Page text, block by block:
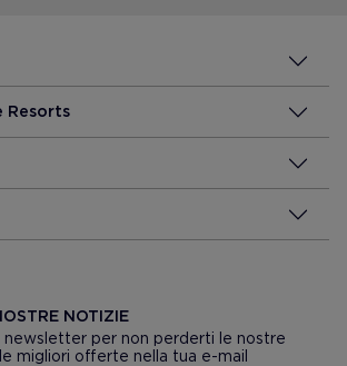
Resorts
NOTIZIE
newsletter per non perderti le nostre
migliori offerte nella tua e-mail